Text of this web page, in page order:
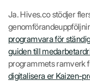
Ja. Hives.co stödjer
programvara för
guiden till
programmets ramverk
digitalisera er Kaizen-